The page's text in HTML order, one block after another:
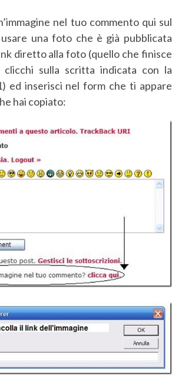
nel tuo commento qui sul
una foto che è già pubblicata
diretto alla foto (quello che finisce
clicchi sulla scritta indicata con la
ed inserisci nel form che ti appare
hai copiato: